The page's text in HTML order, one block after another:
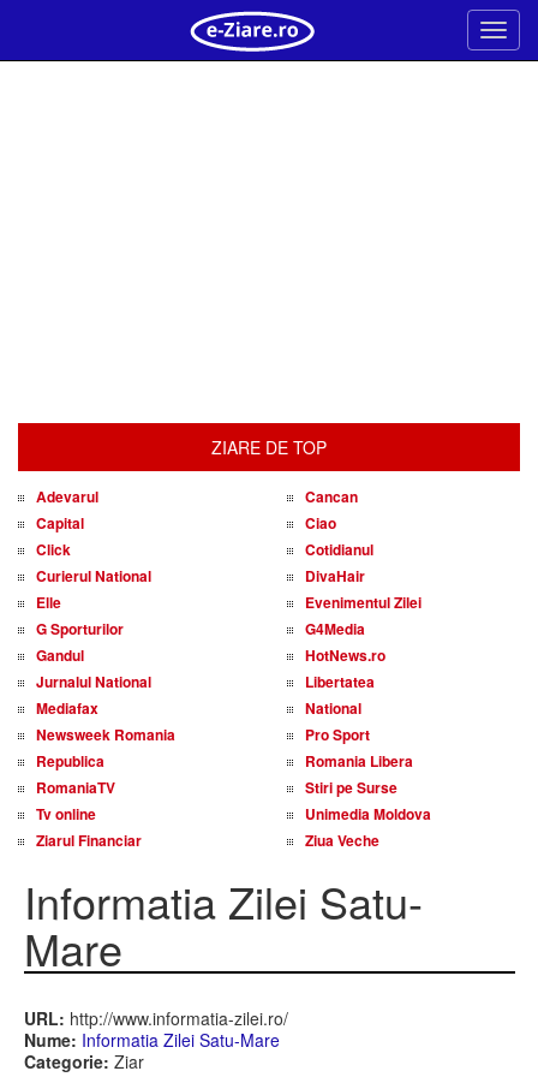
Meniu
ZIARE DE TOP
Adevarul
Cancan
Capital
Ciao
Click
Cotidianul
Curierul National
DivaHair
Elle
Evenimentul Zilei
G Sporturilor
G4Media
Gandul
HotNews.ro
Jurnalul National
Libertatea
Mediafax
National
Newsweek Romania
Pro Sport
Republica
Romania Libera
RomaniaTV
Stiri pe Surse
Tv online
Unimedia Moldova
Ziarul Financiar
Ziua Veche
Informatia Zilei Satu-
Mare
URL: http://www.informatia-zilei.ro/
Nume: Informatia Zilei Satu-Mare
Categorie: Ziar